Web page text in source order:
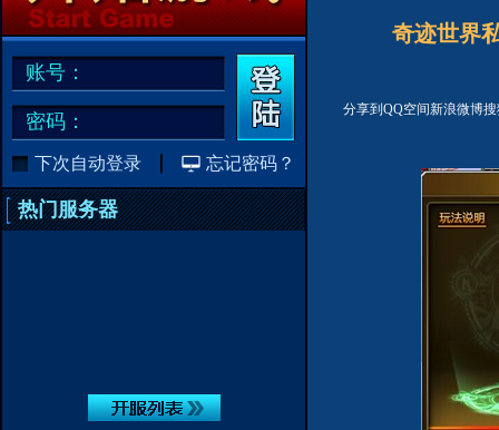
账号：
密码：
下次自动登录 忘记密码？
热门服务器
奇迹世界
分享到 QQ空间新浪微博